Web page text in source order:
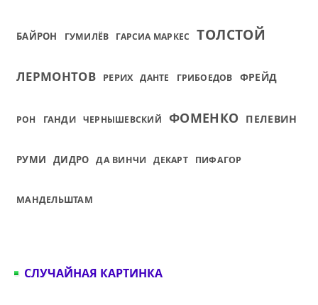
БАЙРОН ГУМИЛЁВ ГАРСИА МАРКЕС ТОЛСТОЙ
ЛЕРМОНТОВ РЕРИХ ДАНТЕ ГРИБОЕДОВ ФРЕЙД
РОН ГАНДИ ЧЕРНЫШЕВСКИЙ ФОМЕНКО ПЕЛЕВИН
РУМИ ДИДРО ДА ВИНЧИ ДЕКАРТ ПИФАГОР
МАНДЕЛЬШТАМ
СЛУЧАЙНАЯ КАРТИНКА